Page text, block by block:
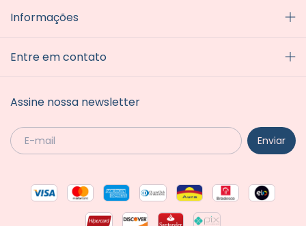
Informações
Entre em contato
Assine nossa newsletter